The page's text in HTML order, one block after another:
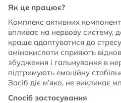
Як це працює?
Комплекс активних
впливає на нервову систему,
краще адаптуватися до
амінокислоти сприяють
збудження і гальмування в
підтримують емоційну
Засіб діє м’яко, не викликає
Спосіб застосування